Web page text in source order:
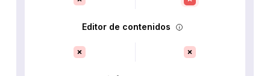
Editor de contenidos